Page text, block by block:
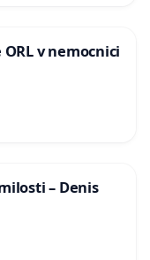
v nemocnici
– Denis